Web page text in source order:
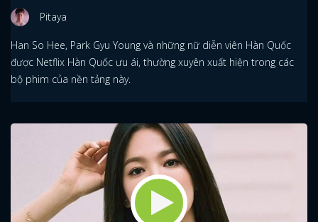
Pitaya
Han So Hee, Park Gyu Young và những nữ diễn viên Hàn Quốc
được Netflix Hàn Quốc ưu ái, thường xuyên xuất hiện trong các
bộ phim của nền tảng này.